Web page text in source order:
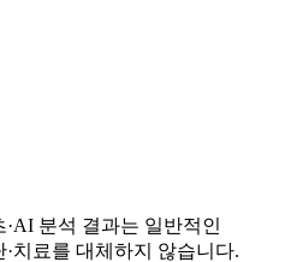
분석 결과는 일반적인
치료를 대체하지 않습니다.